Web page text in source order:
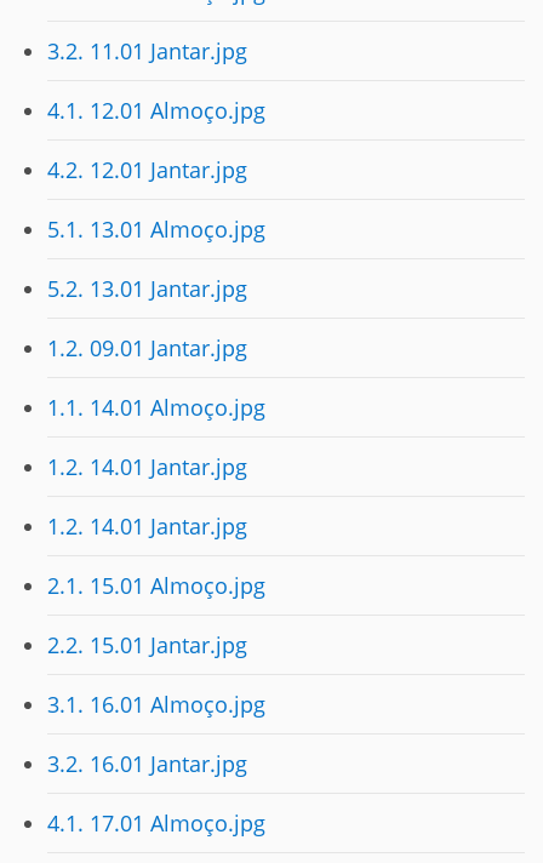
3.2. 11.01 Jantar.jpg
4.1. 12.01 Almoço.jpg
4.2. 12.01 Jantar.jpg
5.1. 13.01 Almoço.jpg
5.2. 13.01 Jantar.jpg
1.2. 09.01 Jantar.jpg
1.1. 14.01 Almoço.jpg
1.2. 14.01 Jantar.jpg
1.2. 14.01 Jantar.jpg
2.1. 15.01 Almoço.jpg
2.2. 15.01 Jantar.jpg
3.1. 16.01 Almoço.jpg
3.2. 16.01 Jantar.jpg
4.1. 17.01 Almoço.jpg